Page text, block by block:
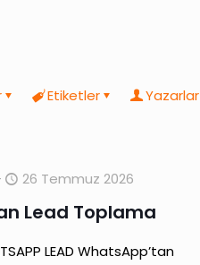
Etiketler Yazarlar
26 Temmuz 2026
Lead Toplama
LEAD WhatsApp’tan